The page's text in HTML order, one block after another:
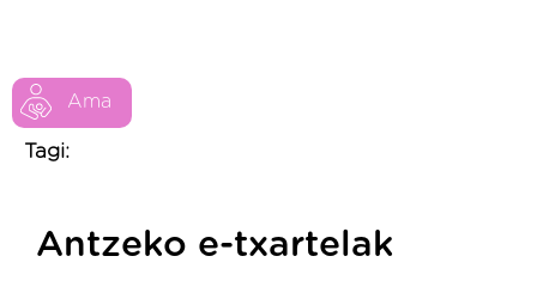
Ama
Tagi:
Antzeko e-txartelak